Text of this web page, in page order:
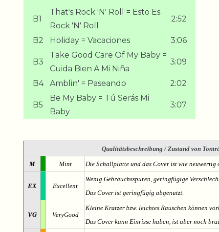
B1
That's Rock 'N' Roll = Esto Es
Rock 'N' Roll
2:52
B2 Holiday = Vacaciones 3:06
B3
Take Good Care Of My Baby =
Cuida Bien A Mi Niña
3:09
B4 Amblin' = Paseando 2:02
B5
Be My Baby = Tú Serás Mi
Baby
3:07
Qualitätsbeschreibung / Zustand von
M Mint Die Schallplatte und das Cover ist wie
EX Excellent
Wenig Gebrauchsspuren, geringfügige
Das Cover ist geringfügig abgenutzt.
VG VeryGood
Kleine Kratzer bzw. leichtes Rauschen können
Das Cover kann Einrisse haben, ist aber noch